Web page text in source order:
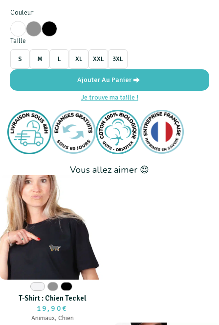
Couleur
Taille
S M L XL XXL 3XL
Ajouter Au Panier
Je trouve ma taille !
Vous allez aimer 😍
Blanc Gris Noir
T-Shirt : Chien Teckel
19,90€
Animaux, Chien